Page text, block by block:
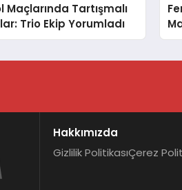
Maçlarında Tartışmalı
Trio Ekip Yorumladı
ve
Hakkımızda
Gizlilik PolitikasıÇerez